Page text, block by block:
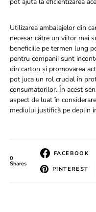
Utilizarea ambalajelor din
necesar către un viitor mai
beneficiile pe termen lung
pentru companii sunt
din carton și promovarea
pot juca un rol crucial în
consumatorilor. În acest
aspect de luat în
mediului justifică pe deplin
0
Shares
FACEBOOK
PINTEREST